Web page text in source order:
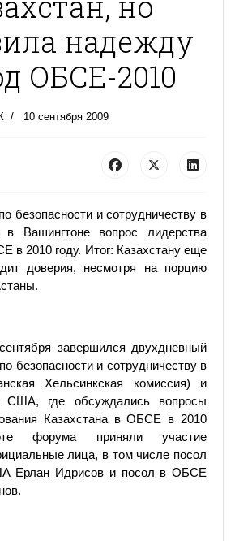
надежду
ОБСЕ-2010
10 сентября 2009
безопасности и сотрудничеству в
Вашингтоне вопрос лидерства
в 2010 году. Итог: Казахстану еще
доверия, несмотря на порцию
завершился двухдневный
безопасности и сотрудничеству в
Хельсинкская комиссия) и
США, где обсуждались вопросы
Казахстана в ОБСЕ в 2010
форума приняли участие
лица, в том числе посол
Ерлан Идрисов и посол в ОБСЕ